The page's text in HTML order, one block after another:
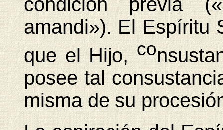
condición previa
amandi»). El Espíritu
que el Hijo,co
posee tal
misma de su